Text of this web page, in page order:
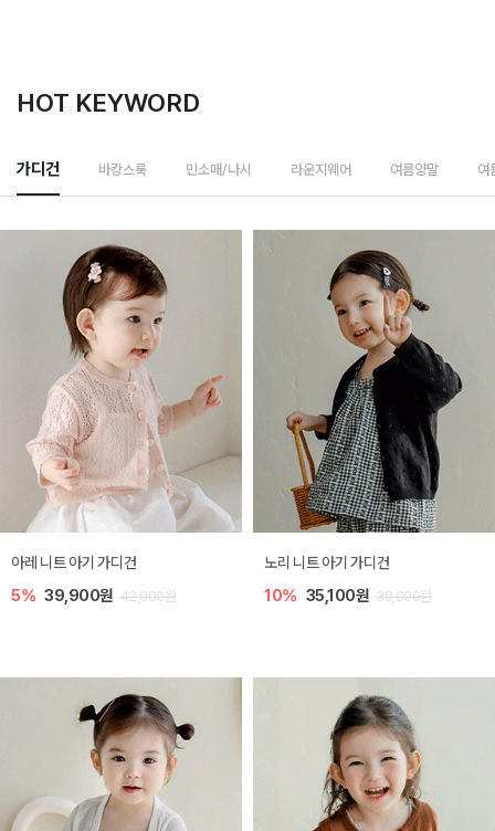
HOT KEYWORD
가디건 바캉스룩 민소매/나시 라운지웨어 여름양말 여
[SIZE ~6Y] 로메이 라운지 셋업
10% 23,400원 26,000원
밀라 아기 원피스
20% 27,200원 34,000원